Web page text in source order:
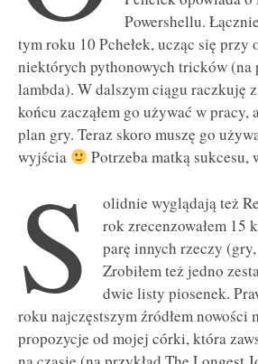
Powershellu.
tym roku 10 Pchełek, ucząc się
niektórych pythonowych tricków (na
lambda). W dalszym ciągu raczkuję
końcu zacząłem go używać w pracy,
plan gry. Teraz skoro muszę go
wyjścia
Potrzeba matką sukcesu,
S
olidnie wyglądają też
rok zrecenzowałem 15
parę innych rzeczy
Zrobiłem też jedno
dwie listy piosenek.
roku najczęstszym źródłem nowości
propozycje od mojej córki, która